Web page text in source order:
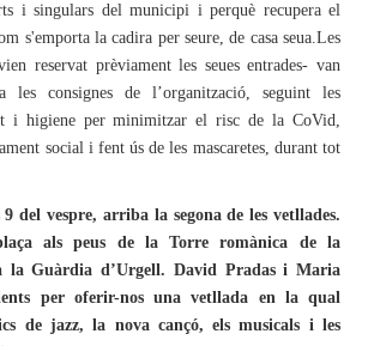
i singulars del municipi i perquè recupera el
s'emporta la cadira per seure, de casa seua.Les
reservat prèviament les seues entrades- van
les consignes de l’organització, seguint les
i higiene per minimitzar el risc de la CoVid,
social i fent ús de les mascaretes, durant tot
9 del vespre, arriba la segona de les vetllades.
als peus de la Torre romànica de la
la Guàrdia d’Urgell. David Pradas i Maria
per oferir-nos una vetllada en la qual
de jazz, la nova cançó, els musicals i les